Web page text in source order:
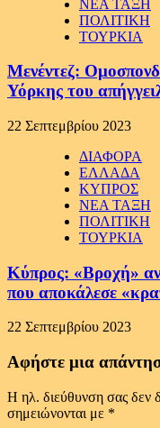
ΝΕΑ ΤΑΞΗ
ΠΟΛΙΤΙΚΗ
ΤΟΥΡΚΙΑ
Μενέντεζ:
Υόρκης του
22 Σεπτεμβρίου 2023
ΔΙΑΦΟΡΑ
ΕΛΛΑΔΑ
ΚΥΠΡΟΣ
ΝΕΑ ΤΑΞΗ
ΠΟΛΙΤΙΚΗ
ΤΟΥΡΚΙΑ
Κύπρος: «Βροχή»
που αποκάλεσε
22 Σεπτεμβρίου 2023
Αφήστε μια
Η ηλ. διεύθυνση σας δεν
σημειώνονται με *